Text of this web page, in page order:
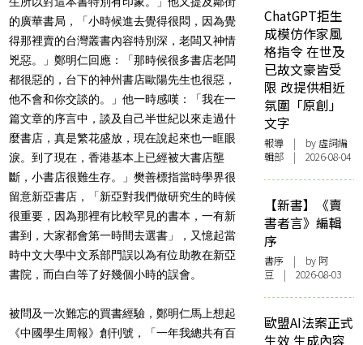
的廣華書局，「小時候進去覺得很悶，因為覺
得那裡賣的台灣叢書內容特別深，老闆又神情
兇惡。」鄭明仁回應：「那時候很多書店老闆
都很惡的，台下的神州書店歐陽先生也很惡，
他不會和你交談的。」他一時感嘆：「我在一
篇文章的序言中，談及自己半世紀以來走過什
麼書店，真是繁花盛放，現在說起來也一眶眼
淚。到了現在，香港基本上已經被大書店壟
斷，小書店很難生存。」樊善標指當時學界很
留意新亞書店，「新亞對我們做研究生的時候
很重要，因為那裡有比較罕見的書本，一有新
書到，大家都會第一時間去選書」，又憶起當
時中文大學中文系部門誤以為有位助教在新亞
書院，而白白等了好幾個小時的誤會。
被問及一次難忘的買書經驗，鄭明仁馬上想起
《中國學生周報》創刊號，「一年我總共有百
ChatGPT拒生
成模仿作家風
格指令 在世及
已故文豪皆受
限 改提供相近
氛圍「原創」
文字
報導 | by 虛詞編
輯部 | 2026-08-04
【新書】《賣
書者言》編輯
序
書序 | by 阿
豆 | 2026-08-03
歐盟AI法案正式
生效 生成內容